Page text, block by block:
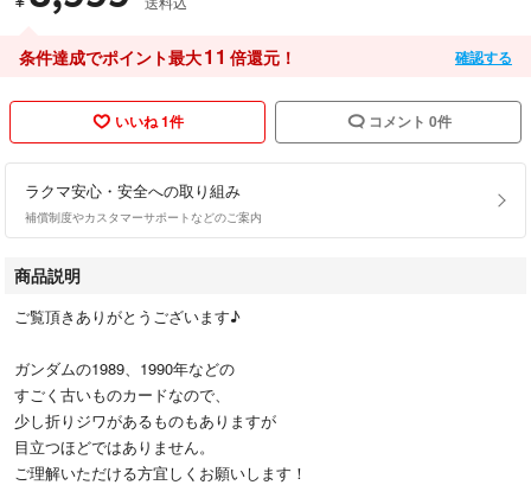
条件達成でポイント最大11 倍還元！ 確認する
いいね 1件 コメント 0件
ラクマ安心・安全への取り組み
補償制度やカスタマーサポートなどのご案内
商品説明
ご覧頂きありがとうございます♪
ガンダムの1989、1990年などの
すごく古いものカードなので、
少し折りジワがあるものもありますが
目立つほどではありません。
ご理解いただける方宜しくお願いします！